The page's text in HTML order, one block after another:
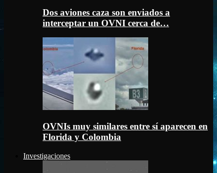
Dos aviones caza son enviados a
interceptar un OVNI cerca de…
OVNIs muy similares entre sí aparecen en
Florida y Colombia
Investigaciones